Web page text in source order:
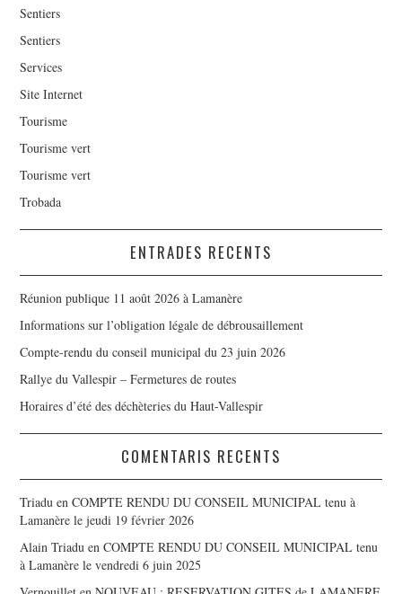
Sentiers
Sentiers
Services
Site Internet
Tourisme
Tourisme vert
Tourisme vert
Trobada
ENTRADES RECENTS
Réunion publique 11 août 2026 à Lamanère
Informations sur l’obligation légale de débrousaillement
Compte-rendu du conseil municipal du 23 juin 2026
Rallye du Vallespir – Fermetures de routes
Horaires d’été des déchèteries du Haut-Vallespir
COMENTARIS RECENTS
Triadu enCOMPTE RENDU DU CONSEIL MUNICIPAL tenu à
Lamanère le jeudi 19 février 2026
Alain Triadu enCOMPTE RENDU DU CONSEIL MUNICIPAL tenu
à Lamanère le vendredi 6 juin 2025